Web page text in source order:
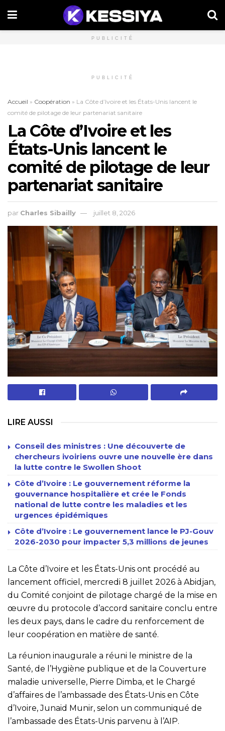
PUBLICITÉ
PUBLICITÉ
Accueil » Coopération » La Côte d’Ivoire et les États-Unis lancent le
comité de pilotage de leur partenariat sanitaire
La Côte d’Ivoire et les
États-Unis lancent le
comité de pilotage de leur
partenariat sanitaire
par Charles Sibailly juillet 8, 2026
LIRE AUSSI
Conseil des ministres : Une découverte de
chercheurs ivoiriens ouvre une nouvelle ère dans
la lutte contre le Swollen Shoot
Côte d’Ivoire : Le gouvernement réforme la
gouvernance hospitalière et crée le Fonds
national de lutte contre les maladies et les
urgences épidémiques
Côte d’Ivoire : Le gouvernement lance le PJ-Gouv
2026-2030 pour impacter 5,3 millions de jeunes
La Côte d’Ivoire et les États-Unis ont procédé au
lancement officiel, mercredi 8 juillet 2026 à Abidjan,
du Comité conjoint de pilotage chargé de la mise en
œuvre du protocole d’accord sanitaire conclu entre
les deux pays, dans le cadre du renforcement de
leur coopération en matière de santé.
La réunion inaugurale a réuni le ministre de la
Santé, de l’Hygiène publique et de la Couverture
maladie universelle, Pierre Dimba, et le Chargé
d’affaires de l’ambassade des États-Unis en Côte
d’Ivoire, Junaid Munir, selon un communiqué de
l’ambassade des États-Unis parvenu à l’AIP.